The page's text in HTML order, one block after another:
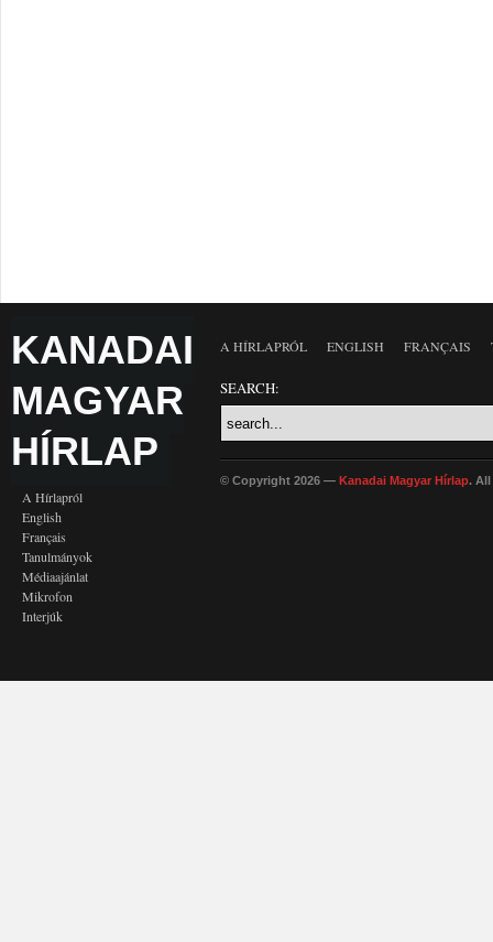
KANADAI
MAGYAR
HÍRLAP
A Hírlapról
English
Français
Tanulmányok
Médiaajánlat
Mikrofon
Interjúk
A HÍRLAPRÓL ENGLISH FRANÇAIS
SEARCH:
© Copyright 2026 — Kanadai Magyar Hírlap. All